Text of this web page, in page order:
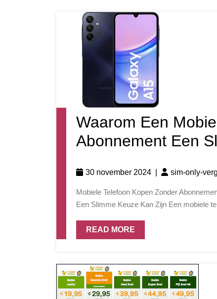
Waarom Een
Abonnement Een
30 november 2024 sim-only-
Mobiele Telefoon Kopen Zonder Abonnement Waarom Een Mobiele Telefoon Kopen Zonder Abonnement
Een Slimme Keuze Kan Zijn Een mobiele
READ MORE